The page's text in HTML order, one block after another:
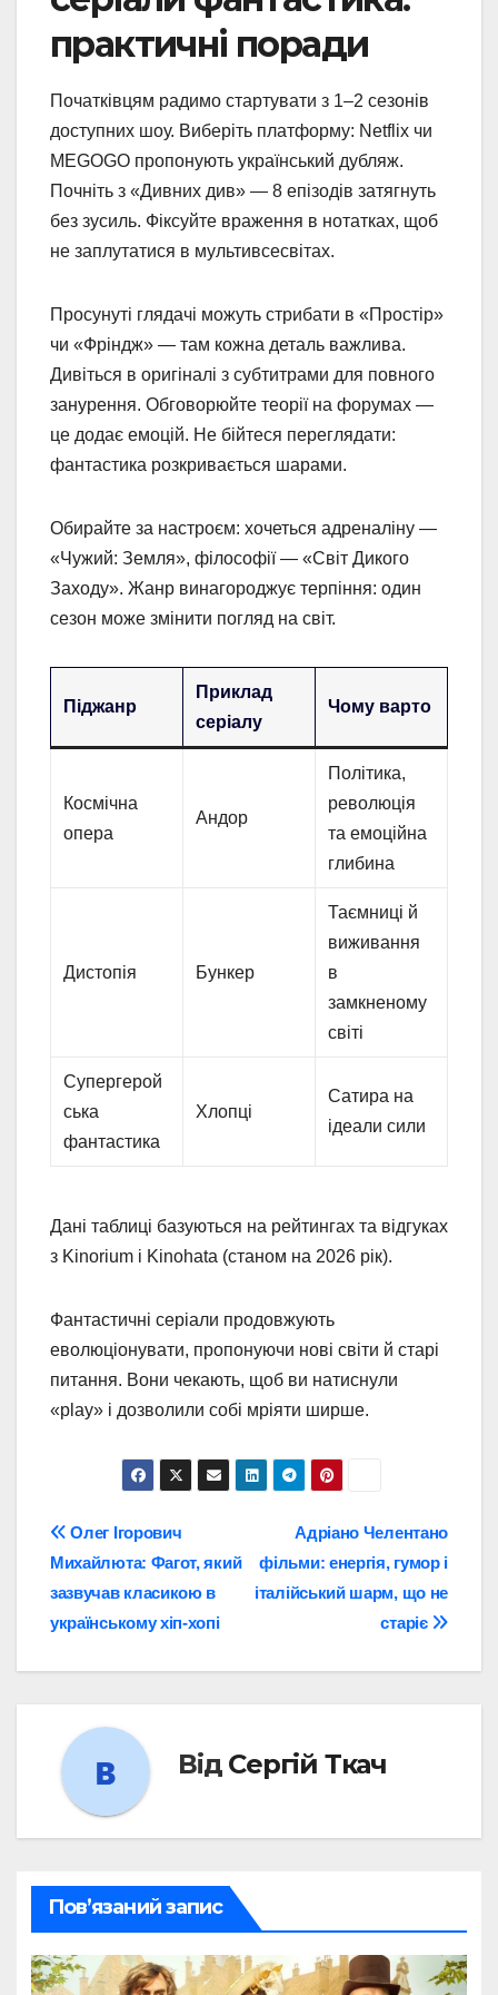
практичні поради
Початківцям радимо стартувати з 1–2 сезонів
доступних шоу. Виберіть платформу: Netflix чи
MEGOGO пропонують український дубляж.
Почніть з «Дивних див» — 8 епізодів затягнуть
без зусиль. Фіксуйте враження в нотатках, щоб
не заплутатися в мультивсесвітах.
Просунуті глядачі можуть стрибати в «Простір»
чи «Фріндж» — там кожна деталь важлива.
Дивіться в оригіналі з субтитрами для повного
занурення. Обговорюйте теорії на форумах —
це додає емоцій. Не бійтеся переглядати:
фантастика розкривається шарами.
Обирайте за настроєм: хочеться адреналіну —
«Чужий: Земля», філософії — «Світ Дикого
Заходу». Жанр винагороджує терпіння: один
сезон може змінити погляд на світ.
Піджанр
Приклад
серіалу
Чому варто
Космічна
опера
Андор
Політика,
революція
та емоційна
глибина
Дистопія Бункер
Таємниці й
виживання
в
замкненому
світі
Супергерой
ська
фантастика
Хлопці
Сатира на
ідеали сили
Дані таблиці базуються на рейтингах та відгуках
з Kinorium і Kinohata (станом на 2026 рік).
Фантастичні серіали продовжують
еволюціонувати, пропонуючи нові світи й старі
питання. Вони чекають, щоб ви натиснули
«play» і дозволили собі мріяти ширше.
Навігація
записів
Адріано Челентано
фільми: енергія, гумор і
італійський шарм, що не
старіє
Олег Ігорович
Михайлюта: Фагот, який
зазвучав класикою в
українському хіп-хопі
Від Сергій Ткач
Пов’язаний запис